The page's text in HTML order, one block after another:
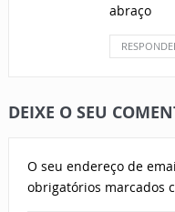
abraço
DEIXE O SEU
O seu endereço de
obrigatórios marcados